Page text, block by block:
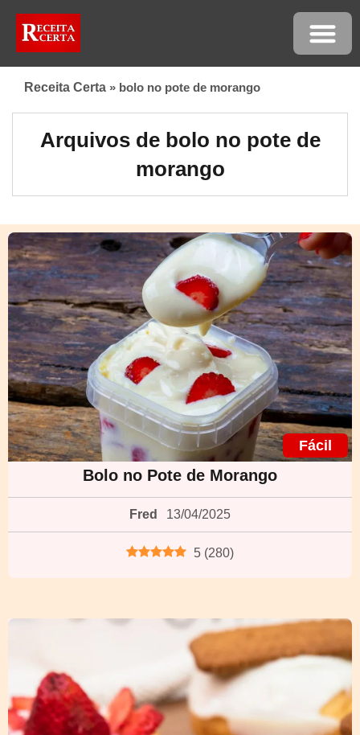
Receita Certa » bolo no pote de morango
Arquivos de bolo no pote de
morango
Fácil
Bolo no Pote de Morango
Fred 13/04/2025
5 (280)